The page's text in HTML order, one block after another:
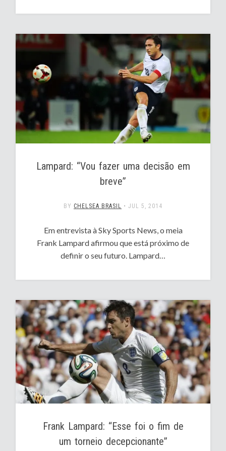
Lampard: “Vou fazer uma decisão em
breve”
BY CHELSEA BRASIL • JUL 5, 2014
Em entrevista à Sky Sports News, o meia
Frank Lampard afirmou que está próximo de
definir o seu futuro. Lampard…
Frank Lampard: “Esse foi o fim de
um torneio decepcionante”